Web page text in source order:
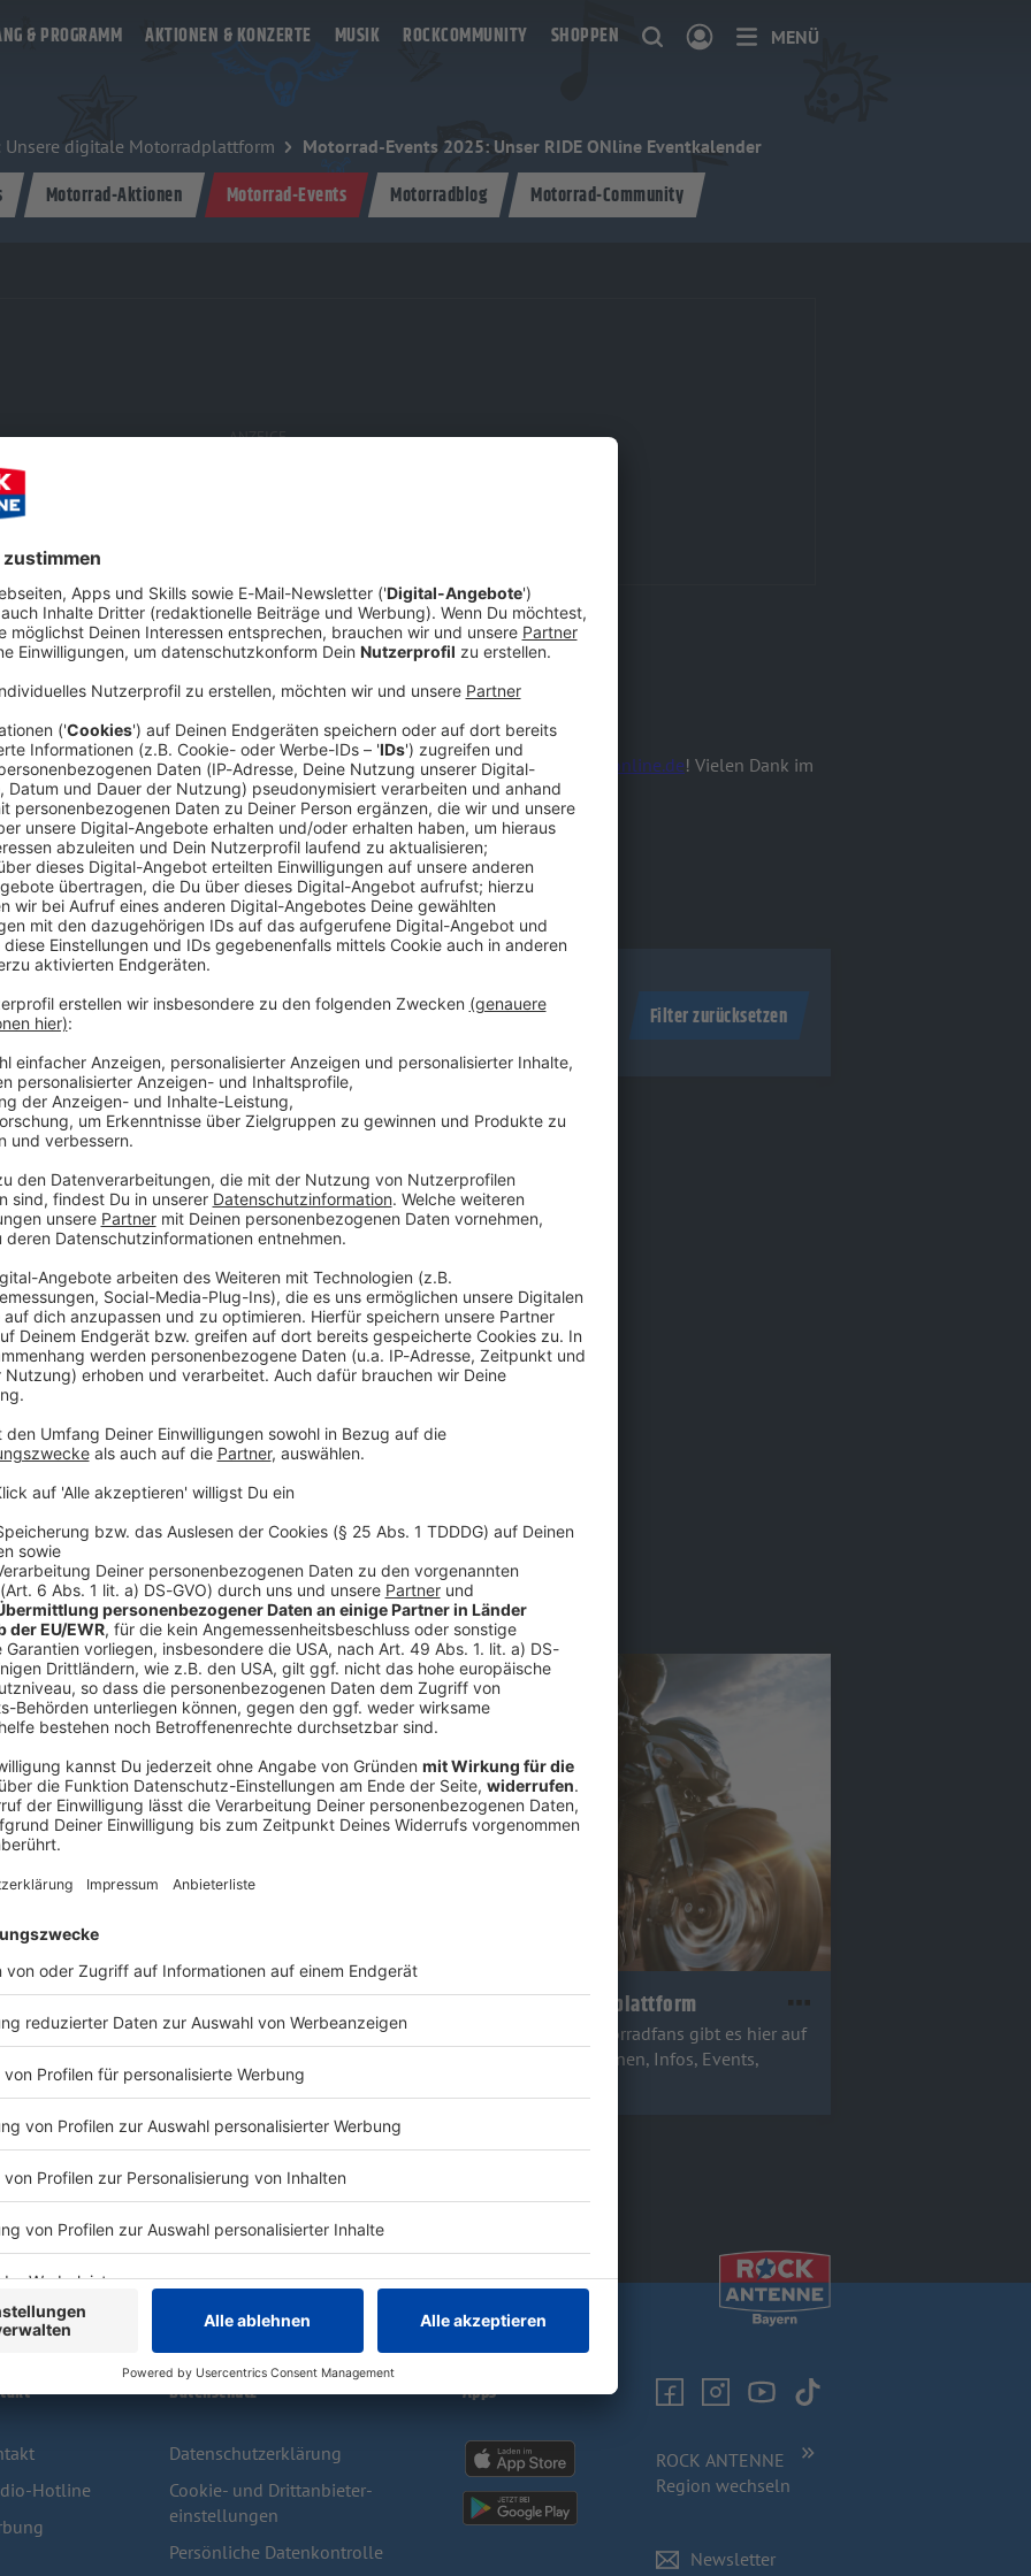
& PROGRAMM AKTIONEN & KONZERTE MUSIK ROCKCOMMUNITY SHOPPEN MENÜ
Unsere digitale Motorradplattform Motorrad-Events 2025: Unser RIDE ONline Eventkalender
Motorrad-Aktionen Motorrad-Events Motorradblog Motorrad-Community
RIDE ONline Eventkalender
im Motorradjahr 2025? Eine Übersicht haben wir hier für euch gesammelt.
auf die Liste muss - schreibt uns ganz einfach eine E-Mail aninfo@rideonline.de! Vielen Dank im
Beginnen Sie zu tippen, um Orte vorzuschlagen
Filter zurücksetzen
Durchklicken:
Rock
ANTENNE Biker Rock
gibts die besten Rock-
für Motorradfahrer und
Songs für PS-Fans
läuft:
App für Android
4.7
RIDE ONline: Unsere digitale Motorradplattform
Ride on - RIDE ONline! Für rockende Motorradfans gibt es hier auf
unserer digitalen Motorradplattform Aktionen, Infos, Events,
Podcast und mehr.
Hotline
Datenschutz
Datenschutzerklärung
Cookie- und Drittanbieter-
einstellungen
Persönliche Datenkontrolle
Apps
ROCK ANTENNE
Region wechseln
Newsletter